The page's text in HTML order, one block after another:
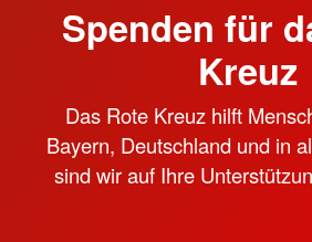
Spenden für
Kreuz
Das Rote Kreuz hilft
Bayern, Deutschland und in
sind wir auf Ihre